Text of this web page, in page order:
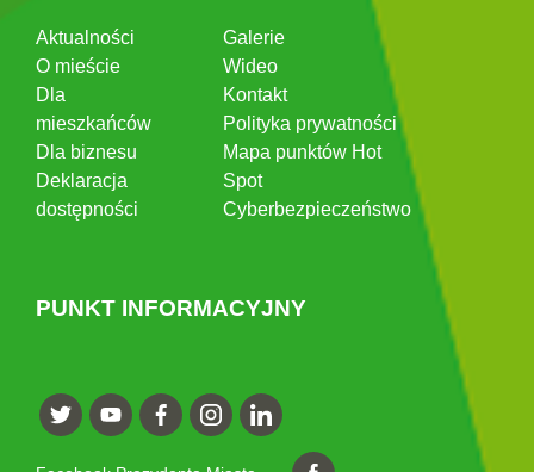
Aktualności
O mieście
Dla
mieszkańców
Dla biznesu
Deklaracja
dostępności
Galerie
Wideo
Kontakt
Polityka prywatności
Mapa punktów Hot
Spot
Cyberbezpieczeństwo
PUNKT INFORMACYJNY